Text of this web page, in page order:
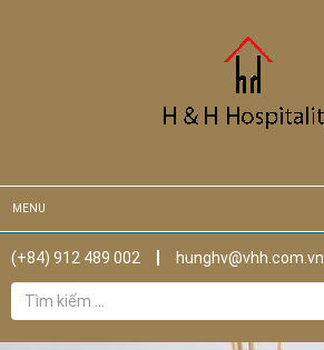
MENU
(+84) 912 489 002
hunghv@vhh.com.vn
Tìm
kiếm
cho: